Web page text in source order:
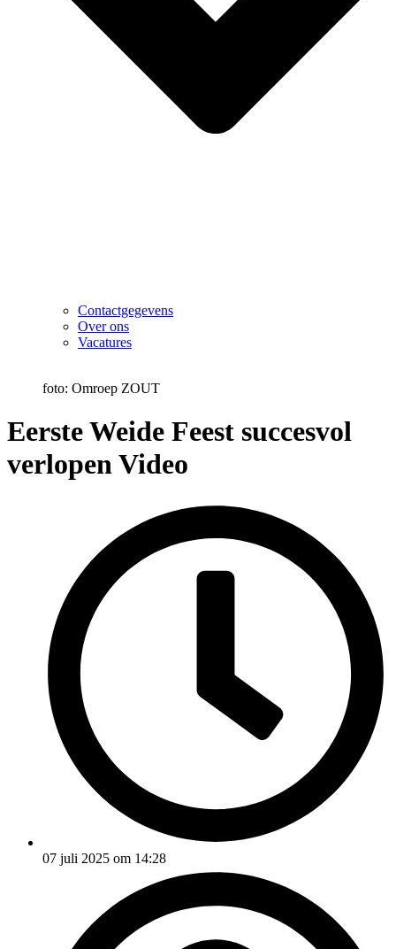
Contactgegevens
Over ons
Vacatures
foto: Omroep ZOUT
Eerste Weide Feest succesvol
verlopenVideo
07 juli 2025 om 14:28